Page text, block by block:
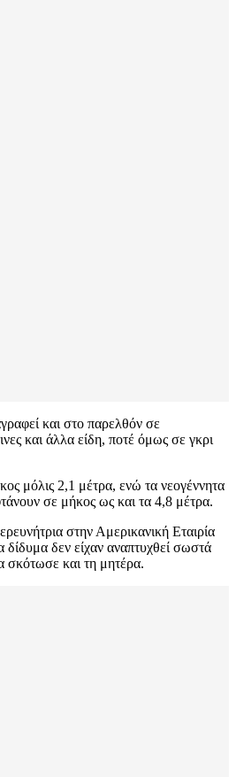
και στο παρελθόν σε
και άλλα είδη, ποτέ όμως σε γκρι
μόλις 2,1 μέτρα, ενώ τα νεογέννητα
σε μήκος ως και τα 4,8 μέτρα.
στην Αμερικανική Εταιρία
δεν είχαν αναπτυχθεί σωστά
σκότωσε και τη μητέρα.